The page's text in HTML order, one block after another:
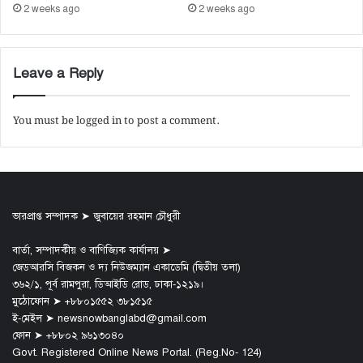
2 weeks ago 2 weeks ago
Leave a Reply
You must belogged into post a comment.
ভারপ্রাপ্ত সম্পাদক ➤ জুবায়ের রহমান চৌধুরী
বার্তা, সম্পাদকীয় ও বাণিজ্যিক কার্যালয় ➤
জেডআরসি বিজকন ও দ্য নিউজম্যান একাডেমি (দ্বিতীয় তলা)
৩৬২/১, পূর্ব রামপুরা, ডিআইডি রোড, ঢাকা-১২১৯।
মুঠোফোন ➤ +৮৮০১৫৫২ ৩৮১৫১৫
ই-মেইল ➤ newsnowbanglabd@gmail.com
ফোন ➤ +৮৮০২ ৯৬১৩০৪০
Govt. Registered Online News Portal. (Reg.No- 124)